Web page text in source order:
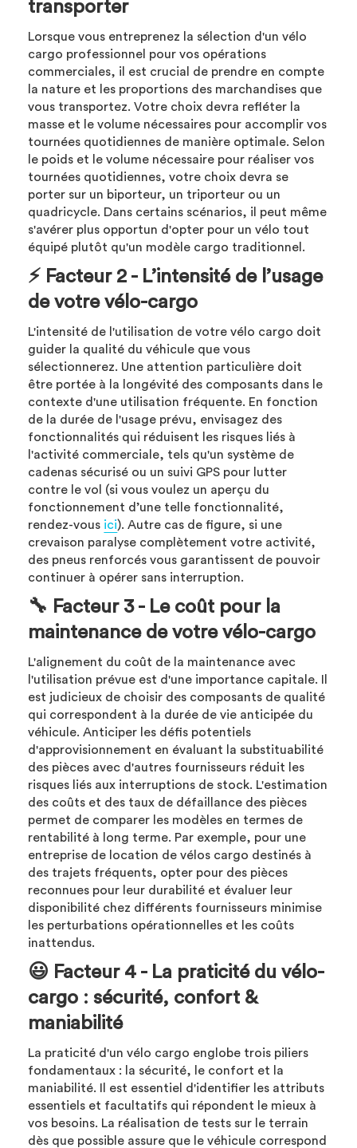
transporter
Lorsque vous entreprenez la sélection d'un vélo
cargo professionnel pour vos opérations
commerciales, il est crucial de prendre en compte
la nature et les proportions des marchandises que
vous transportez. Votre choix devra refléter la
masse et le volume nécessaires pour accomplir vos
tournées quotidiennes de manière optimale. Selon
le poids et le volume nécessaire pour réaliser vos
tournées quotidiennes, votre choix devra se
porter sur un biporteur, un triporteur ou un
quadricycle. Dans certains scénarios, il peut même
s'avérer plus opportun d'opter pour un vélo tout
équipé plutôt qu'un modèle cargo traditionnel.
⚡ Facteur 2 - L’intensité de l’usage
de votre vélo-cargo
L'intensité de l'utilisation de votre vélo cargo doit
guider la qualité du véhicule que vous
sélectionnerez. Une attention particulière doit
être portée à la longévité des composants dans le
contexte d'une utilisation fréquente. En fonction
de la durée de l'usage prévu, envisagez des
fonctionnalités qui réduisent les risques liés à
l'activité commerciale, tels qu'un système de
cadenas sécurisé ou un suivi GPS pour lutter
contre le vol (si vous voulez un aperçu du
fonctionnement d’une telle fonctionnalité,
rendez-vous ici). Autre cas de figure, si une
crevaison paralyse complètement votre activité,
des pneus renforcés vous garantissent de pouvoir
continuer à opérer sans interruption.
🔧 Facteur 3 - Le coût pour la
maintenance de votre vélo-cargo
L'alignement du coût de la maintenance avec
l'utilisation prévue est d'une importance capitale. Il
est judicieux de choisir des composants de qualité
qui correspondent à la durée de vie anticipée du
véhicule. Anticiper les défis potentiels
d'approvisionnement en évaluant la substituabilité
des pièces avec d'autres fournisseurs réduit les
risques liés aux interruptions de stock. L'estimation
des coûts et des taux de défaillance des pièces
permet de comparer les modèles en termes de
rentabilité à long terme. Par exemple, pour une
entreprise de location de vélos cargo destinés à
des trajets fréquents, opter pour des pièces
reconnues pour leur durabilité et évaluer leur
disponibilité chez différents fournisseurs minimise
les perturbations opérationnelles et les coûts
inattendus.
😃 Facteur 4 - La praticité du vélo-
cargo : sécurité, confort &
maniabilité
La praticité d'un vélo cargo englobe trois piliers
fondamentaux : la sécurité, le confort et la
maniabilité. Il est essentiel d'identifier les attributs
essentiels et facultatifs qui répondent le mieux à
vos besoins. La réalisation de tests sur le terrain
dès que possible assure que le véhicule correspond